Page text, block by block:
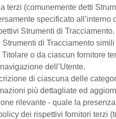
terzi (comunemente detti
specificato all’interno
Strumenti di Tracciamento.
di Tracciamento
o da ciascun fornitore
dell’Utente.
di ciascuna delle
più dettagliate ed
rilevante - quale la
dei rispettivi fornitori terzi